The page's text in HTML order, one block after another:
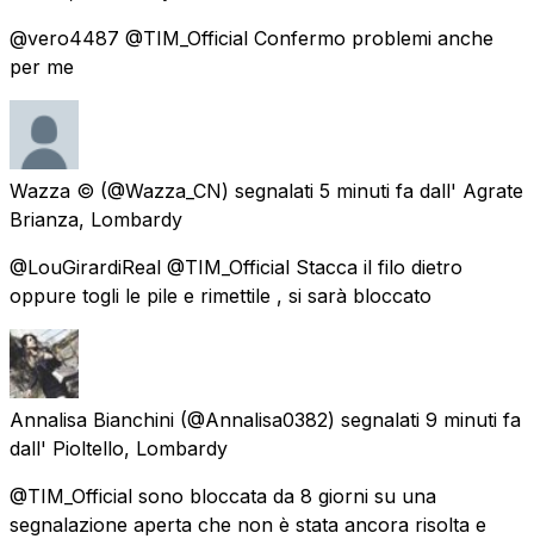
@vero4487 @TIM_Official Confermo problemi anche
per me
Wazza © (@Wazza_CN) segnalati 5 minuti fa dall' Agrate
Brianza, Lombardy
@LouGirardiReal @TIM_Official Stacca il filo dietro
oppure togli le pile e rimettile , si sarà bloccato
Annalisa Bianchini (@Annalisa0382) segnalati 9 minuti fa
dall' Pioltello, Lombardy
@TIM_Official sono bloccata da 8 giorni su una
segnalazione aperta che non è stata ancora risolta e